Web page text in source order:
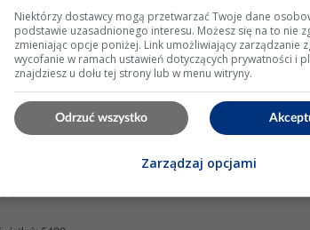
właśnie prądu rozruchowego i spadków napięcia
odbiornik, a pod instalację elektryczną (odpowiednie...
2238
przy "dobijaniu"
staje w trakcie pompowania? - jeśli dobija to na
Niektórzy dostawcy mogą przetwarzać Twoje dane
podstawie uzasadnionego interesu. Możesz się na to nie
zmieniając opcje poniżej. Link umożliwiający zarządzanie
wycofanie w ramach ustawień dotyczących prywatności i
znajdziesz u dołu tej strony lub w menu witryny.
Odrzuć wszystko
Zarządzaj opcjami